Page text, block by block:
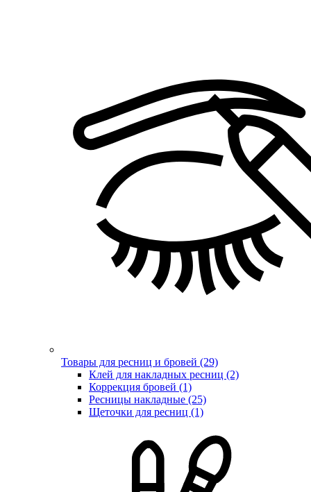
Товары для ресниц и бровей (29)
Клей для накладных ресниц (2)
Коррекция бровей (1)
Ресницы накладные (25)
Щеточки для ресниц (1)